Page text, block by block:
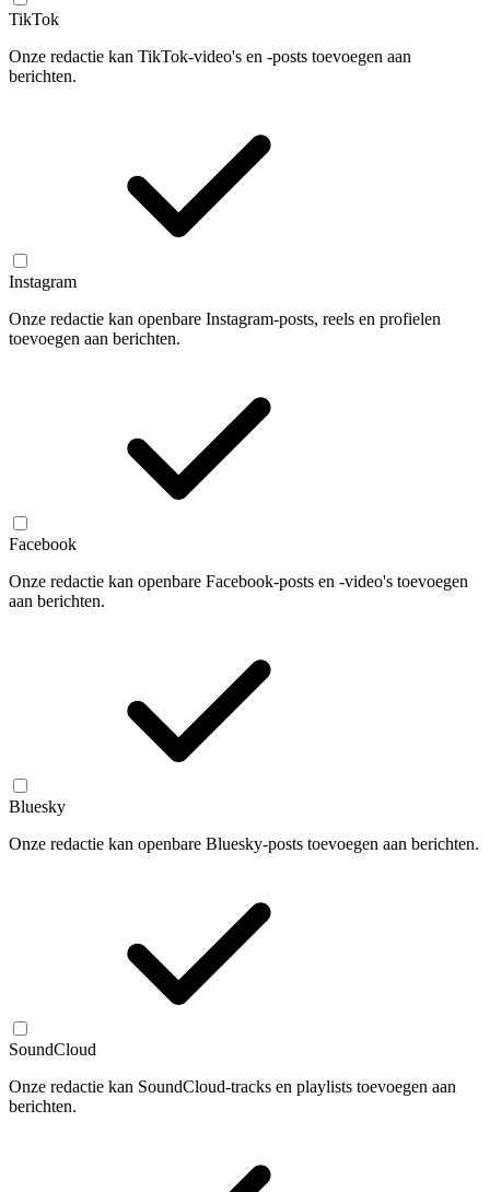
TikTok
Onze redactie kan TikTok-video's en -posts toevoegen aan
berichten.
Instagram
Onze redactie kan openbare Instagram-posts, reels en profielen
toevoegen aan berichten.
Facebook
Onze redactie kan openbare Facebook-posts en -video's toevoegen
aan berichten.
Bluesky
Onze redactie kan openbare Bluesky-posts toevoegen aan berichten.
SoundCloud
Onze redactie kan SoundCloud-tracks en playlists toevoegen aan
berichten.